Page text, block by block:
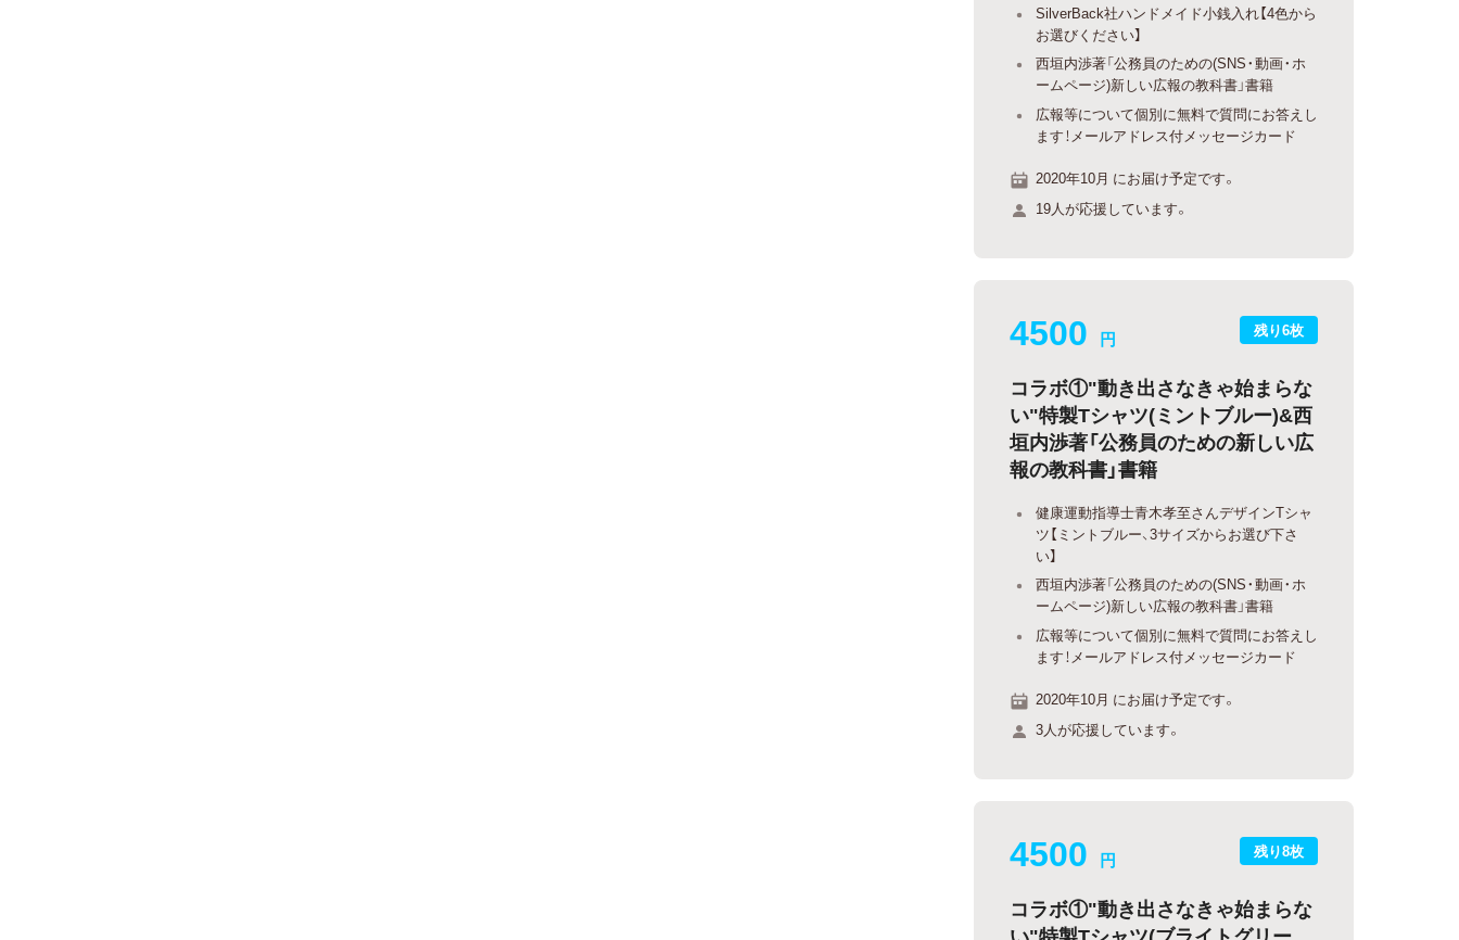
SilverBack社ハンドメイド小銭入れ【4色から
お選びください】
西垣内渉著「公務員のための(SNS・動画・ホ
ームページ)新しい広報の教科書」書籍
広報等について個別に無料で質問にお答えし
ます！メールアドレス付メッセージカード
2020年10月 にお届け予定です。
19人が応援しています。
残り6枚
4500 円
コラボ①"動き出さなきゃ始まらな
い"特製Tシャツ(ミントブルー)&西
垣内渉著「公務員のための新しい広
報の教科書」書籍
健康運動指導士青木孝至さんデザインTシャ
ツ【ミントブルー、3サイズからお選び下さ
い】
西垣内渉著「公務員のための(SNS・動画・ホ
ームページ)新しい広報の教科書」書籍
広報等について個別に無料で質問にお答えし
ます！メールアドレス付メッセージカード
2020年10月 にお届け予定です。
3人が応援しています。
残り8枚
4500 円
コラボ①"動き出さなきゃ始まらな